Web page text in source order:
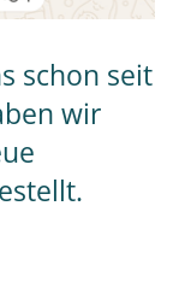
schon seit
wir